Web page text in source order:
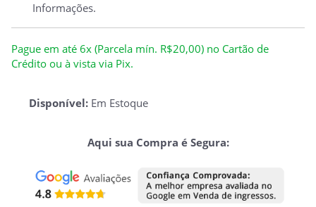
Informações.
Pague em até 6x (Parcela mín. R$20,00) no Cartão de
Crédito ou à vista via Pix.
Disponível: Em Estoque
Aqui sua Compra é Segura: